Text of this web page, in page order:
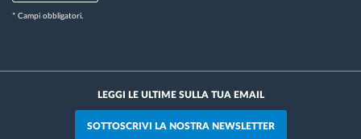
* Campi obbligatori.
LEGGI LE ULTIME SULLA TUA EMAIL
SOTTOSCRIVI LA NOSTRA NEWSLETTER